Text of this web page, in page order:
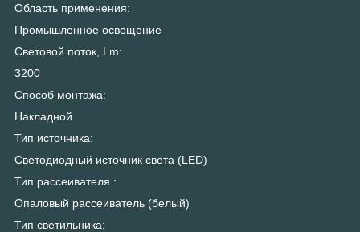
Область применения:
Промышленное освещение
Световой поток, Lm:
3200
Способ монтажа:
Накладной
Тип источника:
Светодиодный источник света (LED)
Тип рассеивателя :
Опаловый рассеиватель (белый)
Тип светильника: